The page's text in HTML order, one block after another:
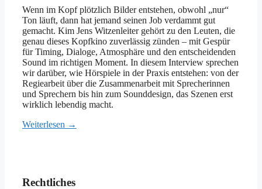
Wenn im Kopf plötzlich Bilder entstehen, obwohl „nur“
Ton läuft, dann hat jemand seinen Job verdammt gut
gemacht. Kim Jens Witzenleiter gehört zu den Leuten, die
genau dieses Kopfkino zuverlässig zünden – mit Gespür
für Timing, Dialoge, Atmosphäre und den entscheidenden
Sound im richtigen Moment. In diesem Interview sprechen
wir darüber, wie Hörspiele in der Praxis entstehen: von der
Regiearbeit über die Zusammenarbeit mit Sprecherinnen
und Sprechern bis hin zum Sounddesign, das Szenen erst
wirklich lebendig macht.
Weiterlesen →
Rechtliches